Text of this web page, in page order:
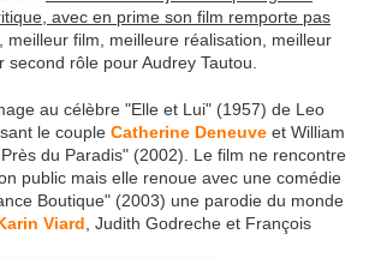
avec en prime son film remporte pas
, meilleur film, meilleure réalisation, meilleur
rôle pour Audrey Tautou.
au célèbre "Elle et Lui" (1957) de Leo
le couple Catherine Deneuve et William
du Paradis" (2002). Le film ne rencontre
public mais elle renoue avec une comédie
Boutique" (2003) une parodie du monde
Viard , Judith Godreche et François